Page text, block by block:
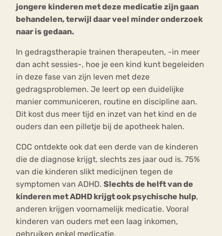
jongere kinderen met deze medicatie zijn gaan
behandelen, terwijl daar veel minder onderzoek
naar is gedaan.
In gedragstherapie trainen therapeuten, -in meer
dan acht sessies-, hoe je een kind kunt begeleiden
in deze fase van zijn leven met deze
gedragsproblemen. Je leert op een duidelijke
manier communiceren, routine en discipline aan.
Dit kost dus meer tijd en inzet van het kind en de
ouders dan een pilletje bij de apotheek halen.
CDC ontdekte ook dat een derde van de kinderen
die de diagnose krijgt, slechts zes jaar oud is. 75%
van die kinderen slikt medicijnen tegen de
symptomen van ADHD. Slechts de helft van de
kinderen met ADHD krijgt ook psychische hulp,
anderen krijgen voornamelijk medicatie. Vooral
kinderen van ouders met een laag inkomen,
gebruiken enkel medicatie.